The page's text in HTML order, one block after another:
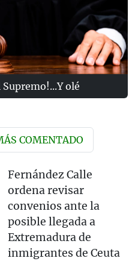
olé
COMENTADO
Fernández Calle
ordena revisar
convenios ante la
posible llegada a
Extremadura de
inmigrantes de Ceuta